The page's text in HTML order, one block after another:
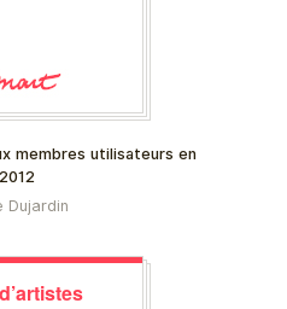
membres utilisateurs en
2012
Dujardin